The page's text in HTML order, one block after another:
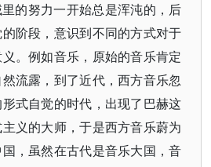
的努力一开始总是浑沌的，后
阶段，意识到不同的方式对于
。例如音乐，原始的音乐肯定
流露，到了近代，西方音乐忽
式自觉的时代，出现了巴赫这
义的大师，于是西方音乐蔚为
，虽然在古代是音乐大国，音